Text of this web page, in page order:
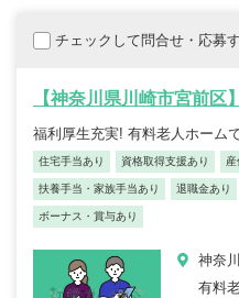
チェックして問合せ・応募
【神奈川県川崎市宮前区
福利厚生充実! 有料老人ホーム
住宅手当あり 資格取得支援あり
扶養手当・家族手当あり 退職金あり
ボーナス・賞与あり
神奈
有料